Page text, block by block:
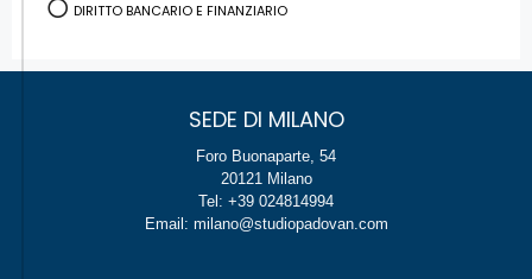
DIRITTO BANCARIO E FINANZIARIO
SEDE DI MILANO
Foro Buonaparte, 54
20121 Milano
Tel: +39 024814994
Email: milano@studiopadovan.com